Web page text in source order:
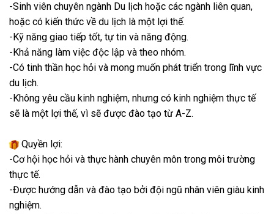
-Sinh viên chuyên ngành Du lịch hoặc các ngành liên quan,
hoặc có kiến thức về du lịch là một lợi thế.
-Kỹ năng giao tiếp tốt, tự tin và năng động.
-Khả năng làm việc độc lập và theo nhóm.
-Có tinh thần học hỏi và mong muốn phát triển trong lĩnh vực
du lịch.
-Không yêu cầu kinh nghiệm, nhưng có kinh nghiệm thực tế
sẽ là một lợi thế, vì sẽ được đào tạo từ A-Z.
Quyền lợi:
-Cơ hội học hỏi và thực hành chuyên môn trong môi trường
thực tế.
-Được hướng dẫn và đào tạo bởi đội ngũ nhân viên giàu kinh
nghiệm.